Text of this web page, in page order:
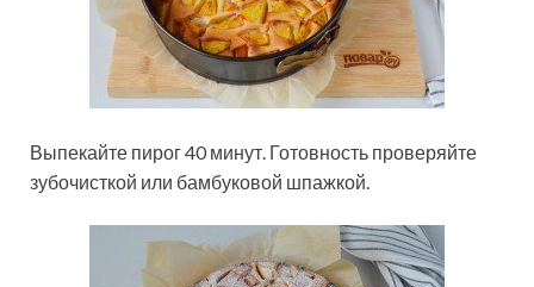
Выпекайте пирог 40 минут. Готовность проверяйте
зубочисткой или бамбуковой шпажкой.